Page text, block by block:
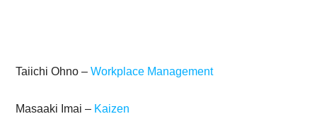
Taiichi Ohno –Workplace Management
Masaaki Imai – Kaizen